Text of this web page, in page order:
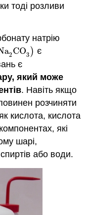
тоді розливи
натрію
2 CO3 )
2CO3 ) є
є
який може
. Навіть якщо
розчиняти
кислота, кислота
які
шарі,
або води.